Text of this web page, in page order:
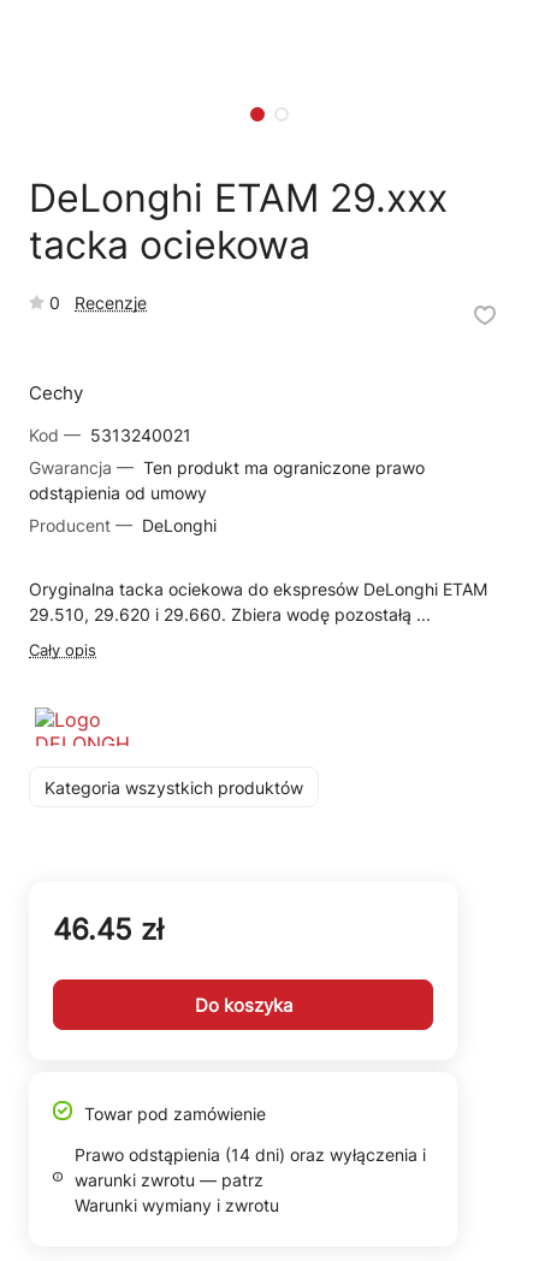
DeLonghi ETAM 29.xxx
tacka ociekowa
0 Recenzje
Cechy
Kod — 5313240021
Gwarancja — Ten produkt ma ograniczone prawo
odstąpienia od umowy
Producent — DeLonghi
Oryginalna tacka ociekowa do ekspresów DeLonghi ETAM
29.510, 29.620 i 29.660. Zbiera wodę pozostałą ...
Cały opis
Kategoria wszystkich produktów
46.45 zł
Do koszyka
Towar pod zamówienie
Prawo odstąpienia (14 dni) oraz wyłączenia i
warunki zwrotu — patrz
Warunki wymiany i zwrotu